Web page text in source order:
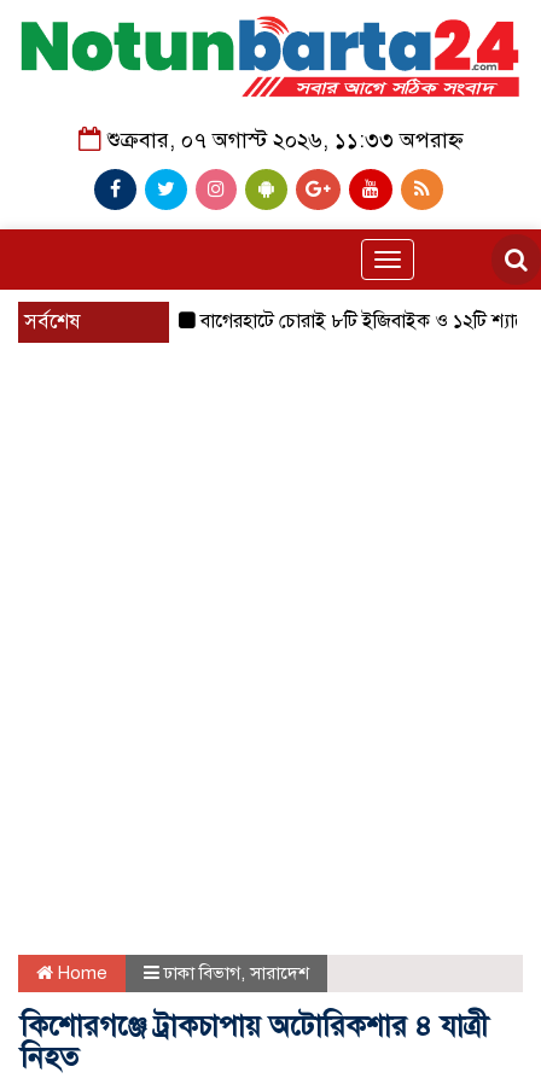
শুক্রবার, ০৭ অগাস্ট ২০২৬, ১১:৩৩ অপরাহ্ন
Toggle
navigation
সর্বশেষ বাগেরহাটে চোরাই ৮টি ইজিবাইক ও ১২টি
Home ঢাকা বিভাগ,সারাদেশ
কিশোরগঞ্জে ট্রাকচাপায় অটোরিকশার ৪ যাত্রী
নিহত